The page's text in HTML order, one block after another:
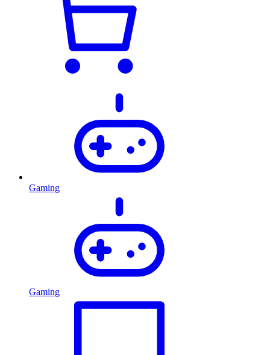
Gaming
Gaming